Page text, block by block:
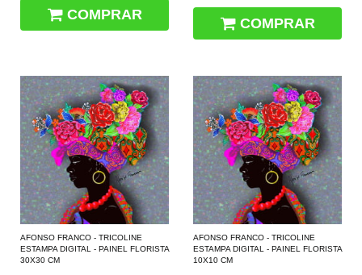
COMPRAR
COMPRAR
AFONSO FRANCO - TRICOLINE
ESTAMPA DIGITAL - PAINEL FLORISTA
30X30 CM
AFONSO FRANCO - TRICOLINE
ESTAMPA DIGITAL - PAINEL FLORISTA
10X10 CM